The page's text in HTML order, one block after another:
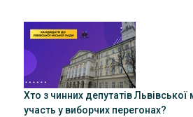
Хто з чинних депутатів Львівської
участь у виборчих перегонах?